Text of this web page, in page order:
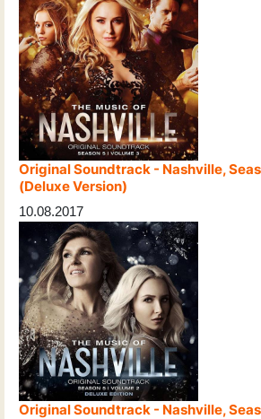
Original Soundtrack - Nashville,
(Deluxe Version)
10.08.2017
Original Soundtrack - Nashville,